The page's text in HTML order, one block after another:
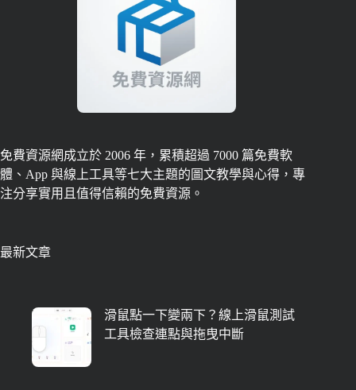
免費資源網成立於 2006 年，累積超過 7000 篇免費軟
體、App 與線上工具等七大主題的圖文教學與心得，專
注分享實用且值得信賴的免費資源。
最新文章
滑鼠點一下變兩下？線上滑鼠測試
工具檢查連點與拖曳中斷